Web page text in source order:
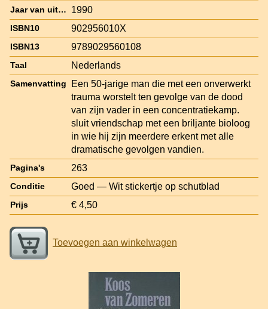
Jaar van uitgave 1990
ISBN10 902956010X
ISBN13 9789029560108
Taal Nederlands
Samenvatting
Een 50-jarige man die met een onverwerkt
trauma worstelt ten gevolge van de dood
van zijn vader in een concentratiekamp.
sluit vriendschap met een briljante bioloog
in wie hij zijn meerdere erkent met alle
dramatische gevolgen vandien.
Pagina's 263
Conditie Goed — Wit stickertje op schutblad
Prijs € 4,50
Toevoegen aan winkelwagen